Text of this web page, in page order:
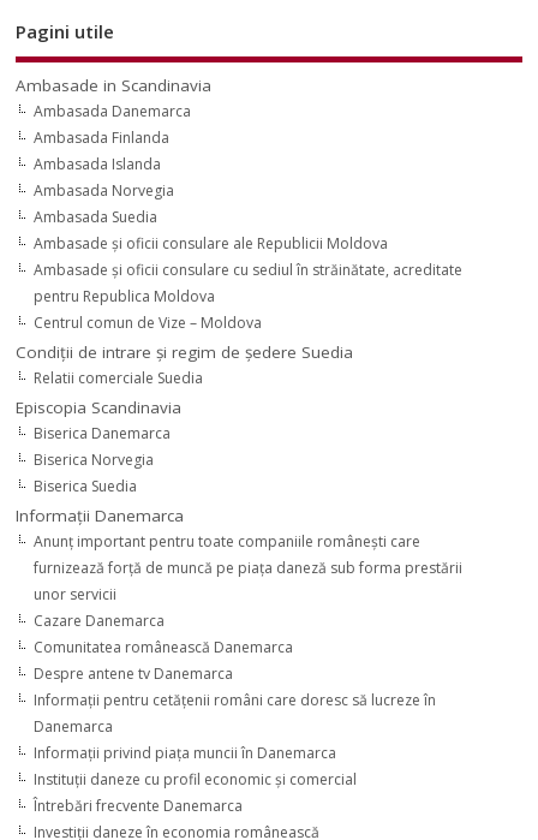
Pagini utile
Ambasade in Scandinavia
Ambasada Danemarca
Ambasada Finlanda
Ambasada Islanda
Ambasada Norvegia
Ambasada Suedia
Ambasade şi oficii consulare ale Republicii Moldova
Ambasade şi oficii consulare cu sediul în străinătate, acreditate
pentru Republica Moldova
Centrul comun de Vize – Moldova
Condiţii de intrare şi regim de şedere Suedia
Relatii comerciale Suedia
Episcopia Scandinavia
Biserica Danemarca
Biserica Norvegia
Biserica Suedia
Informaţii Danemarca
Anunţ important pentru toate companiile româneşti care
furnizează forţă de muncă pe piaţa daneză sub forma prestării
unor servicii
Cazare Danemarca
Comunitatea românească Danemarca
Despre antene tv Danemarca
Informaţii pentru cetăţenii români care doresc să lucreze în
Danemarca
Informaţii privind piaţa muncii în Danemarca
Instituţii daneze cu profil economic şi comercial
Întrebări frecvente Danemarca
Investiţii daneze în economia românească